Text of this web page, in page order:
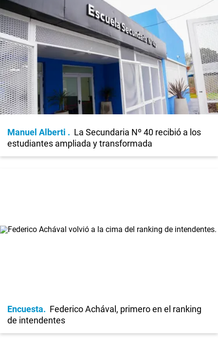
Manuel Alberti
La Secundaria Nº 40 recibió a los
estudiantes ampliada y transformada
Encuesta
Federico Achával, primero en el ranking
de intendentes